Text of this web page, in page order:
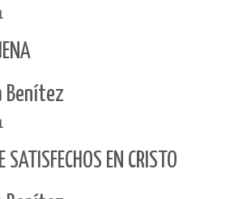
Benítez
SATISFECHOS EN CRISTO